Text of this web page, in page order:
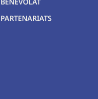
PARTENARIATS